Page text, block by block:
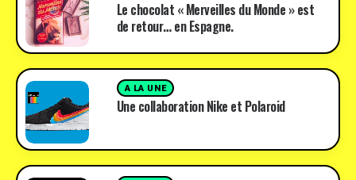
Le chocolat « Merveilles du Monde » est
de retour… en Espagne.
A LA UNE
Une collaboration Nike et Polaroid